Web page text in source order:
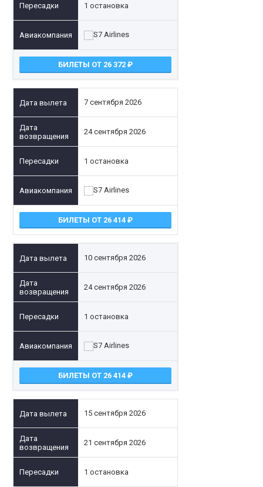
1 остановка
БИЛЕТЫ ОТ 26 372
7 сентября 2026
24 сентября 2026
1 остановка
БИЛЕТЫ ОТ 26 414
10 сентября 2026
24 сентября 2026
1 остановка
БИЛЕТЫ ОТ 26 414
15 сентября 2026
21 сентября 2026
1 остановка